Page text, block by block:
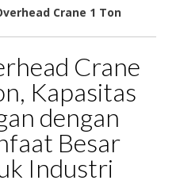
Crane 1 Ton
Crane
Kapasitas
dengan
Besar
Industri